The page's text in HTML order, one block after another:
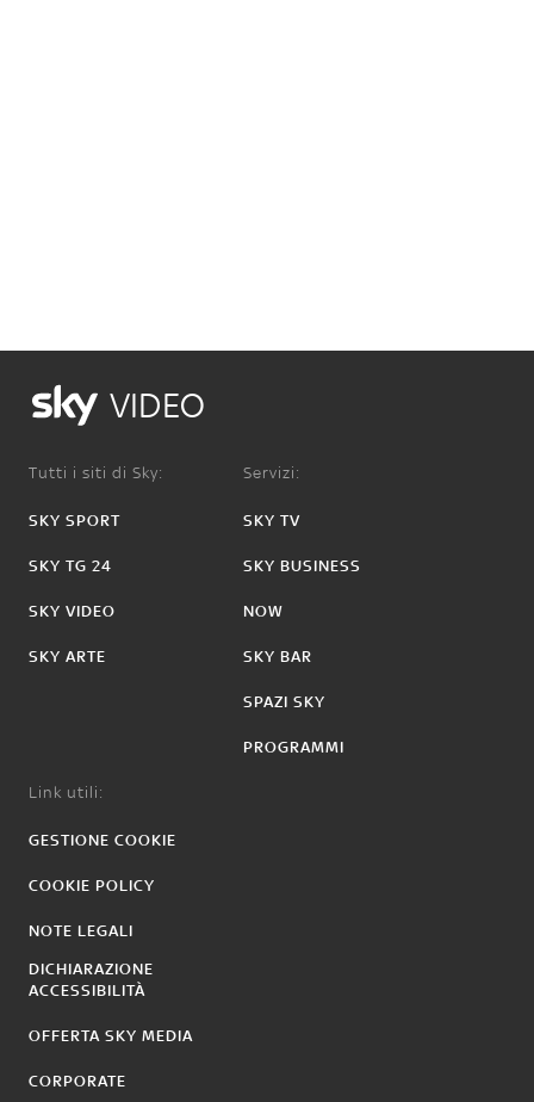
VIDEO
Tutti i siti di Sky:
SKY SPORT
SKY TG 24
SKY VIDEO
SKY ARTE
Servizi:
SKY TV
SKY BUSINESS
NOW
SKY BAR
SPAZI SKY
PROGRAMMI
Link utili:
GESTIONE COOKIE
COOKIE POLICY
NOTE LEGALI
DICHIARAZIONE
ACCESSIBILITÀ
OFFERTA SKY MEDIA
CORPORATE